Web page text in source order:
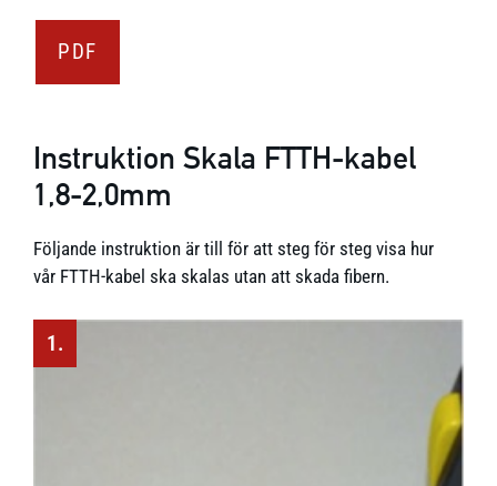
PDF
Instruktion Skala FTTH-kabel
1,8-2,0mm
Följande instruktion är till för att steg för steg visa hur
vår FTTH-kabel ska skalas utan att skada fibern.
1.